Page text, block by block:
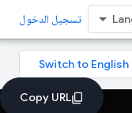
تسجيل الدخول